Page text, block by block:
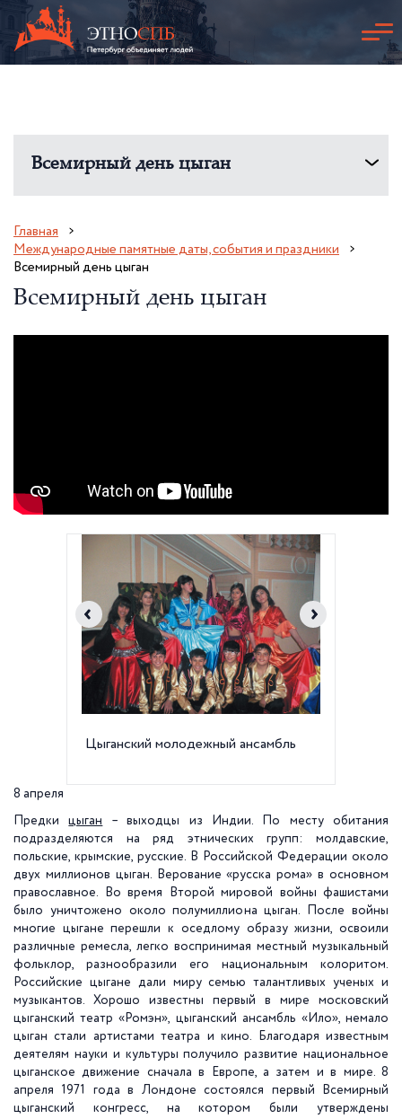
Всемирный день цыган
Главная
Международные памятные даты, события и праздники
Всемирный день цыган
Всемирный день цыган
Цыганский молодежный ансамбль
8 апреля
Предкицыган – выходцы из Индии. По месту обитания
подразделяются на ряд этнических групп: молдавские,
польские, крымские, русские. В Российской Федерации около
двух миллионов цыган. Верование «русска рома» в основном
православное. Во время Второй мировой войны фашистами
было уничтожено около полумиллиона цыган. После войны
многие цыгане перешли к оседлому образу жизни, освоили
различные ремесла, легко воспринимая местный музыкальный
фольклор, разнообразили его национальным колоритом.
Российские цыгане дали миру семью талантливых ученых и
музыкантов. Хорошо известны первый в мире московский
цыганский театр «Ромэн», цыганский ансамбль «Ило», немало
цыган стали артистами театра и кино. Благодаря известным
деятелям науки и культуры получило развитие национальное
цыганское движение сначала в Европе, а затем и в мире. 8
апреля 1971 года в Лондоне состоялся первый Всемирный
цыганский конгресс, на котором были утверждены